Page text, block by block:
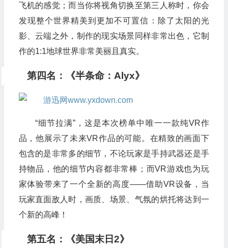
飞机的感觉；而当你将视角切换至第三人称时，你会
发现整个世界精美到更加不可置信：除了太阳的光
影、云端之外，制作的现实场景同样非常出色，它制
作的1:1地球世界非常美丽且真实。
第四名：《半条命：Alyx》
“细节拉满”，这是本次榜单中唯一一款纯VR作
品，他展示了未来VR作品的可能。在精致的画面下
包含的是非常多的细节，不论玩家是手持武器还是手
持物品，他的细节内容都非常棒；而VR游戏也为玩
家体验带来了一个全新的高度——借助VR设备，当
玩家直面敌人时，画质、场景、气氛的烘托将达到一
个新的高峰！
第五名：《美国末日2》